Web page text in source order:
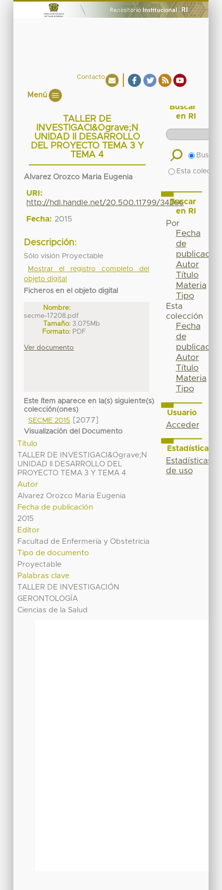
Contacto
Menú
TALLER DE
INVESTIGACI&Ograve;N
UNIDAD ll DESARROLLO
DEL PROYECTO TEMA 3 Y
TEMA 4
Alvarez Orozco Maria Eugenia
URI:
http://hdl.handle.net/20.500.11799/34266
Fecha: 2015
Descripción:
Sólo visión Proyectable
Mostrar el registro completo del
objeto digital
Ficheros en el objeto digital
Nombre:
secme-17208.pdf
Tamaño: 3.075Mb
Formato: PDF
Ver documento
Este ítem aparece en la(s) siguiente(s)
colección(ones)
SECME 2015
[2077]
Visualización del Documento
Título
TALLER DE INVESTIGACI&Ograve;N
UNIDAD ll DESARROLLO DEL
PROYECTO TEMA 3 Y TEMA 4
Autor
Alvarez Orozco Maria Eugenia
Fecha de publicación
2015
Editor
Facultad de Enfermería y Obstetricia
Tipo de documento
Proyectable
Palabras clave
TALLER DE INVESTIGACIÓN
GERONTOLOGÍA
Ciencias de la Salud
Buscar
en RI
Buscar
Esta
Buscar
en RI
Por
Fecha
de
publicación
Autor
Título
Materia
Tipo
Esta
colección
Fecha
de
publicación
Autor
Título
Materia
Tipo
Usuario
Acceder
Estadísticas
Estadísticas
de uso